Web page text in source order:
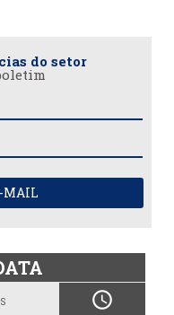
do setor
MAIL
schedule